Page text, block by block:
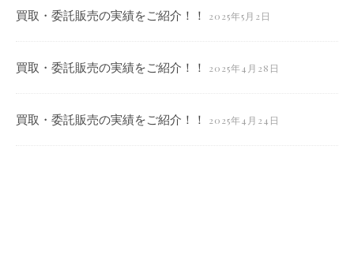
買取・委託販売の実績をご紹介！！ 2025年5月2日
買取・委託販売の実績をご紹介！！ 2025年4月28日
買取・委託販売の実績をご紹介！！ 2025年4月24日